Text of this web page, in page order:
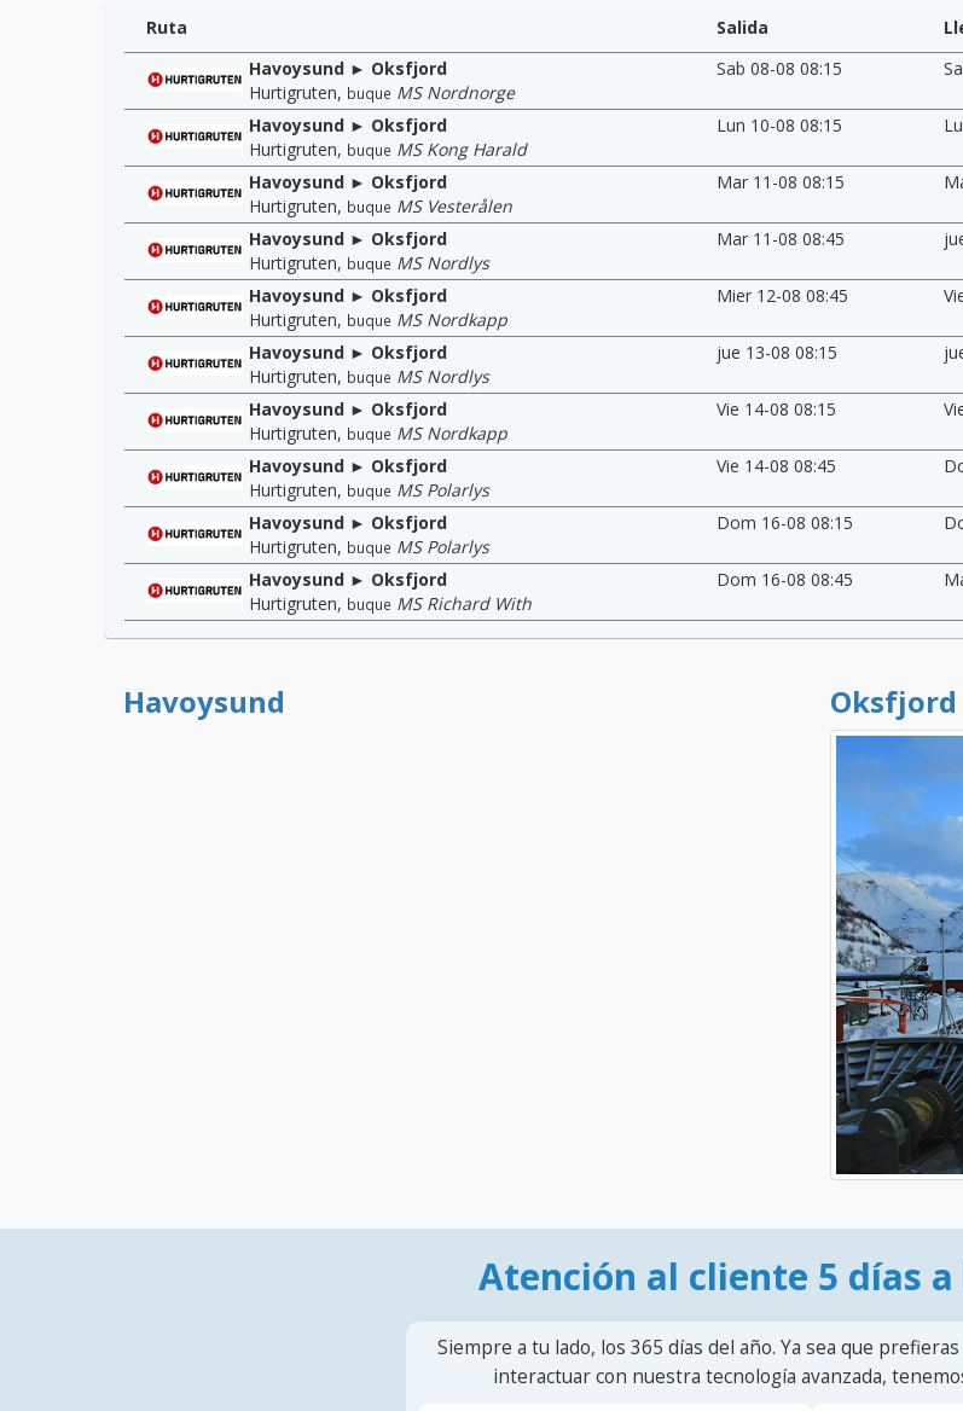
Ruta Salida
Havoysund ► Oksfjord
Hurtigruten, buque MS Nordnorge
Sab 08-08 08:15
Havoysund ► Oksfjord
Hurtigruten, buque MS Kong Harald
Lun 10-08 08:15
Havoysund ► Oksfjord
Hurtigruten, buque MS Vesterålen
Mar 11-08 08:15
Havoysund ► Oksfjord
Hurtigruten, buque MS Nordlys
Mar 11-08 08:45
Havoysund ► Oksfjord
Hurtigruten, buque MS Nordkapp
Mier 12-08 08:45
Havoysund ► Oksfjord
Hurtigruten, buque MS Nordlys
jue 13-08 08:15
Havoysund ► Oksfjord
Hurtigruten, buque MS Nordkapp
Vie 14-08 08:15
Havoysund ► Oksfjord
Hurtigruten, buque MS Polarlys
Vie 14-08 08:45
Havoysund ► Oksfjord
Hurtigruten, buque MS Polarlys
Dom 16-08 08:15
Havoysund ► Oksfjord
Hurtigruten, buque MS Richard With
Dom 16-08 08:45
Havoysund Oksfjord
Atención al cliente 5 días a
Siempre a tu lado, los 365 días del año. Ya sea que
interactuar con nuestra tecnología avanzada,